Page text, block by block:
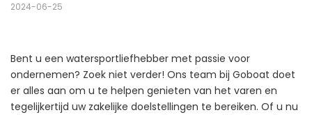
2024-06-25
Bent u een watersportliefhebber met passie voor
ondernemen? Zoek niet verder! Ons team bij Goboat doet
er alles aan om u te helpen genieten van het varen en
tegelijkertijd uw zakelijke doelstellingen te bereiken. Of u nu